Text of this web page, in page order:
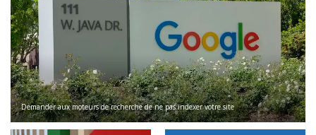
Demander aux moteurs de recherche de ne pas indexer votre site